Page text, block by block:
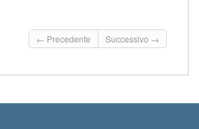
← Precedente Successivo →